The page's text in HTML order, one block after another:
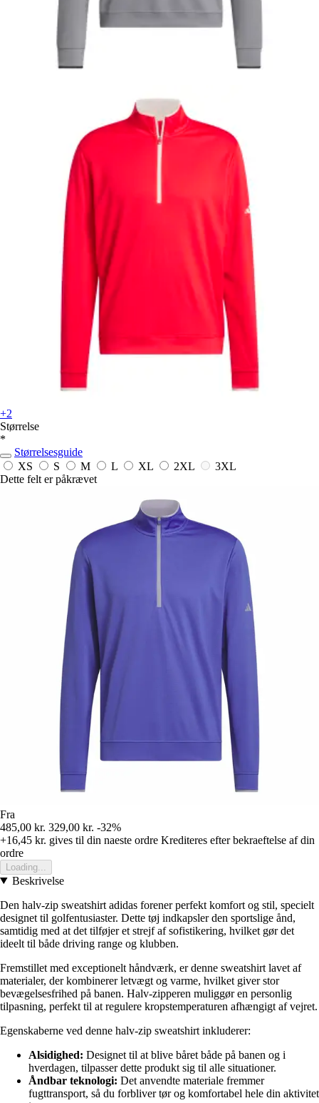
+2
Størrelse
*
Størrelsesguide
XS
S M L XL 2XL
3XL
Dette felt er påkrævet
Fra
485,00 kr. 329,00 kr. -32%
+16,45 kr. gives til din naeste ordre Krediteres efter bekraeftelse af din
ordre
Loading...
Beskrivelse
Den halv-zip sweatshirt adidas forener perfekt komfort og stil, specielt
designet til golfentusiaster. Dette tøj indkapsler den sportslige ånd,
samtidig med at det tilføjer et strejf af sofistikering, hvilket gør det
ideelt til både driving range og klubben.
Fremstillet med exceptionelt håndværk, er denne sweatshirt lavet af
materialer, der kombinerer letvægt og varme, hvilket giver stor
bevægelsesfrihed på banen. Halv-zipperen muliggør en personlig
tilpasning, perfekt til at regulere kropstemperaturen afhængigt af vejret.
Egenskaberne ved denne halv-zip sweatshirt inkluderer:
Alsidighed: Designet til at blive båret både på banen og i
hverdagen, tilpasser dette produkt sig til alle situationer.
Åndbar teknologi: Det anvendte materiale fremmer
fugttransport, så du forbliver tør og komfortabel hele din aktivitet